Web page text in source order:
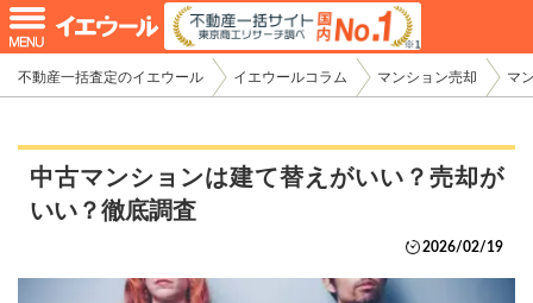
不動産一括査定のイエウール イエウールコラム マンション売却 マ
中古マンションは建て替えがいい？売却が
いい？徹底調査
2026/02/19